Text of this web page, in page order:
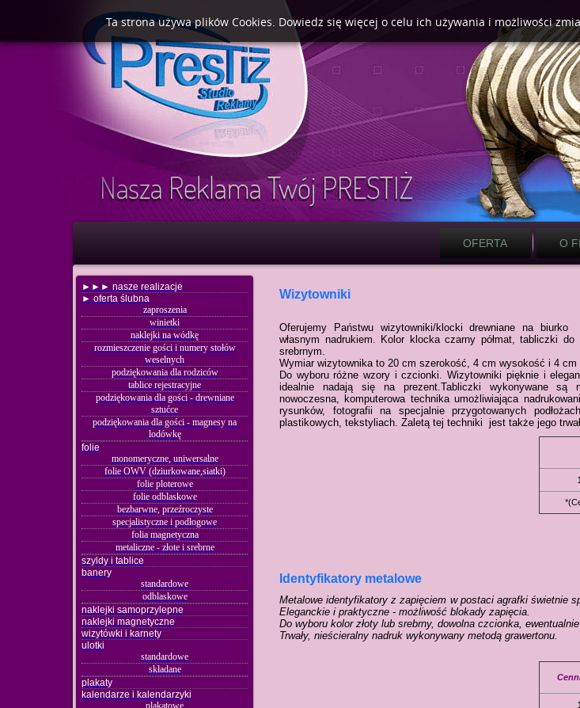
OFERTA O
►►► nasze realizacje
► oferta ślubna
zaproszenia
winietki
naklejki na wódkę
rozmieszczenie gości i numery stołów
weselnych
podziękowania dla rodziców
tablice rejestracyjne
podziękowania dla gości - drewniane
sztućce
podziękowania dla gości - magnesy na
lodówkę
folie
monomeryczne, uniwersalne
folie OWV (dziurkowane,siatki)
folie ploterowe
folie odblaskowe
bezbarwne, przeźroczyste
specjalistyczne i podłogowe
folia magnetyczna
metaliczne - złote i srebrne
szyldy i tablice
banery
standardowe
odblaskowe
naklejki samoprzylepne
naklejki magnetyczne
wizytówki i karnety
ulotki
standardowe
składane
plakaty
kalendarze i kalendarzyki
plakatowe
Wizytowniki
Oferujemy Państwu wizytowniki/klocki drewniane na
własnym nadrukiem. Kolor klocka czarny półmat, tabliczki
srebrnym.
Wymiar wizytownika to 20 cm szerokość, 4 cm wysokość i 4 cm
Do wyboru różne wzory i czcionki. Wizytowniki pięknie i
idealnie nadają się na prezent.Tabliczki wykonywane są
nowoczesna, komputerowa technika umożliwiająca
rysunków, fotografii na specjalnie przygotowanych
plastikowych, tekstyliach. Zaletą tej techniki jest także jego
Identyfikatory metalowe
Metalowe identyfikatory z zapięciem w postaci agrafki świetnie
Eleganckie i praktyczne - możliwość blokady zapięcia.
Do wyboru kolor złoty lub srebrny, dowolna czcionka,
Trwały, nieścieralny nadruk wykonywany metodą grawertonu.
Ta strona używa plików Cookies. Dowiedz się więcej o celu ich używania i możliwości